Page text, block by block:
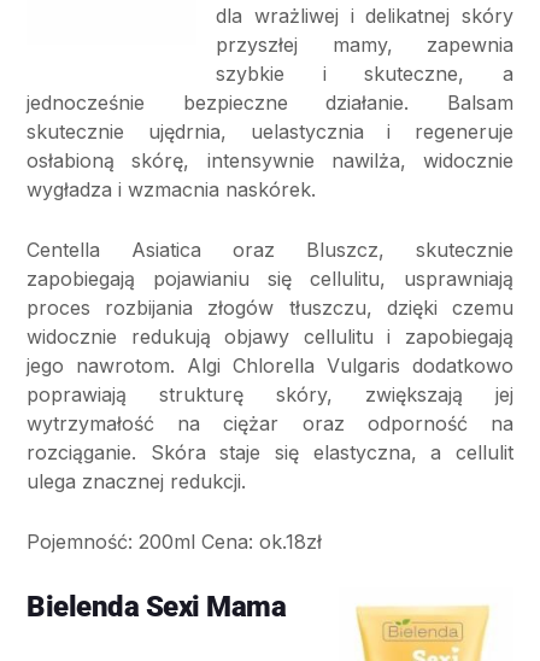
dla wrażliwej i delikatnej skóry
przyszłej mamy, zapewnia
szybkie i skuteczne, a
jednocześnie bezpieczne działanie. Balsam
skutecznie ujędrnia, uelastycznia i regeneruje
osłabioną skórę, intensywnie nawilża, widocznie
wygładza i wzmacnia naskórek.
Centella Asiatica oraz Bluszcz, skutecznie
zapobiegają pojawianiu się cellulitu, usprawniają
proces rozbijania złogów tłuszczu, dzięki czemu
widocznie redukują objawy cellulitu i zapobiegają
jego nawrotom. Algi Chlorella Vulgaris dodatkowo
poprawiają strukturę skóry, zwiększają jej
wytrzymałość na ciężar oraz odporność na
rozciąganie. Skóra staje się elastyczna, a cellulit
ulega znacznej redukcji.
Pojemność: 200ml Cena: ok.18zł
Bielenda Sexi Mama